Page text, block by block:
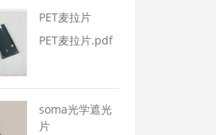
PET麦拉片
PET麦拉片.pdf
soma光学遮光
片